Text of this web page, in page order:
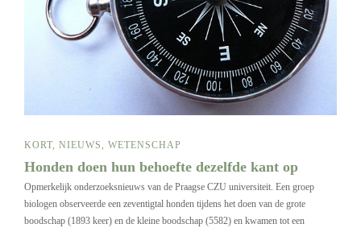
KORT, NIEUWS, WETENSCHAP
Honden doen hun behoefte dezelfde kant op
Opmerkelijk onderzoeksnieuws van de Praagse CZU universiteit. Een groep
biologen observeerde een zeventigtal honden tijdens het doen van de grote
boodschap (1893 keer) en de kleine boodschap (5582) en kwamen tot een